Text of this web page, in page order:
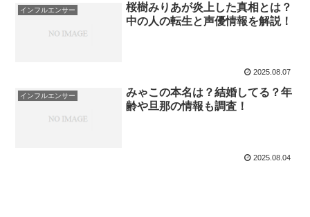
インフルエンサー
桜樹みりあが炎上した真相とは？
中の人の転生と声優情報を解説！
2025.08.07
インフルエンサー
みゃこの本名は？結婚してる？年
齢や旦那の情報も調査！
2025.08.04